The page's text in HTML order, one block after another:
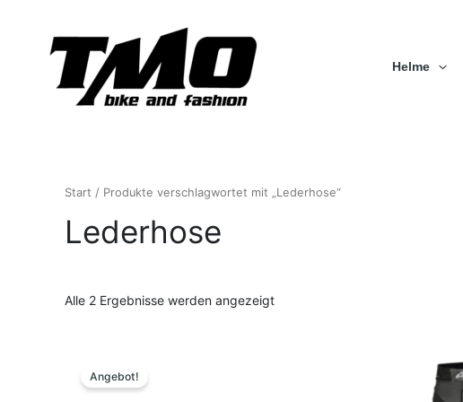
Helme
Start / Produkte verschlagwortet mit „Lederhose“
Lederhose
Alle 2 Ergebnisse werden angezeigt
Angebot!
war: